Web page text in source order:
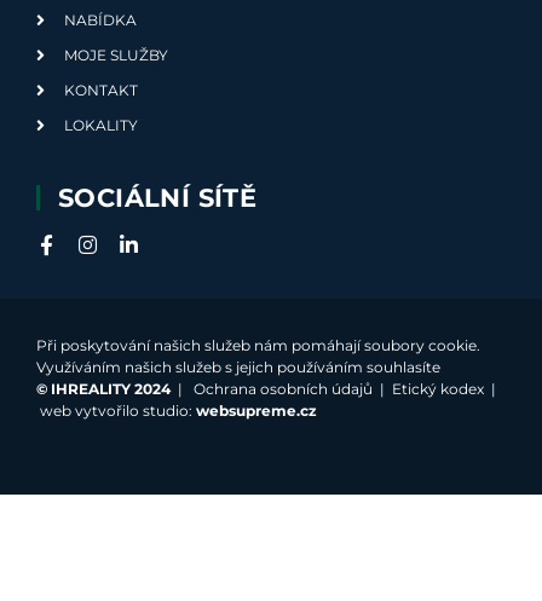
NABÍDKA
MOJE SLUŽBY
KONTAKT
LOKALITY
SOCIÁLNÍ SÍTĚ
Při poskytování našich služeb nám pomáhají soubory cookie.
Využíváním našich služeb s jejich používáním souhlasíte
© IHREALITY 2024| Ochrana osobních údajů | Etický kodex |
web vytvořilo studio: websupreme.cz